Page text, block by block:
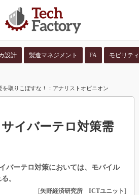
設計 製造マネジメント FA モビリティ
取りこぼすな！：アナリストオピニオン
イバーテロ対策需
バーテロ対策においては、モバイル
。
[矢野経済研究所 ICTユニット]